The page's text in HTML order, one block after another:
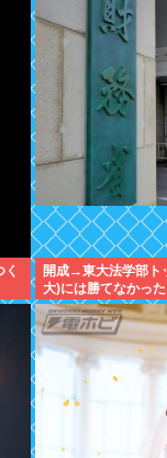
く
開成→東大法学部ト
大)には勝てなかっ